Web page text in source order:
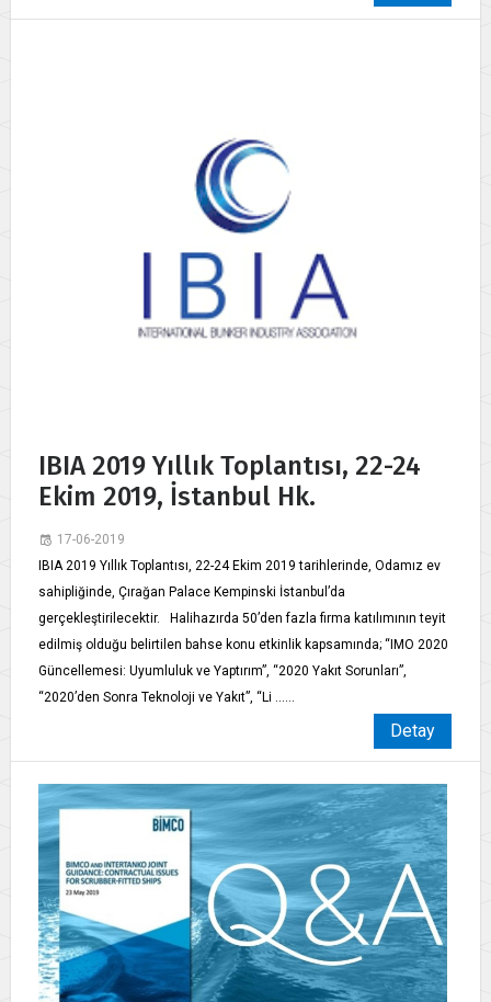
IBIA 2019 Yıllık Toplantısı, 22-24
Ekim 2019, İstanbul Hk.
17-06-2019
IBIA 2019 Yıllık Toplantısı, 22-24 Ekim 2019 tarihlerinde, Odamız ev
sahipliğinde, Çırağan Palace Kempinski İstanbul’da
gerçekleştirilecektir. Halihazırda 50’den fazla firma katılımının teyit
edilmiş olduğu belirtilen bahse konu etkinlik kapsamında; “IMO 2020
Güncellemesi: Uyumluluk ve Yaptırım”, “2020 Yakıt Sorunları”,
“2020’den Sonra Teknoloji ve Yakıt”, “Li ......
Detay